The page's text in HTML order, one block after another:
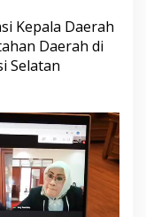
Kepala Daerah
Daerah di
Selatan